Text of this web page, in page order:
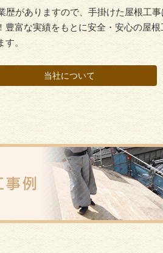
歴がありますので、手掛けた屋根工事
豊富な実績をもとに安全・安心の屋根
す。
当社について